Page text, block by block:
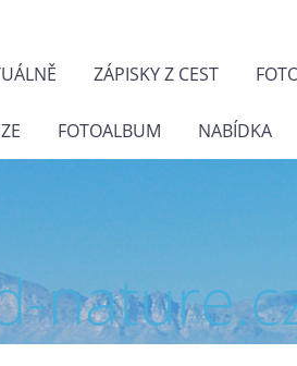
ZÁPISKY Z CEST
FOTOALBUM NABÍDKA